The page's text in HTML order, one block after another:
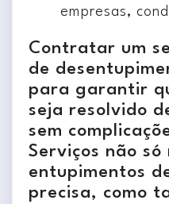
empresas,
Contratar um
de
para garantir
seja resolvido
sem
Serviços não só
entupimentos
precisa, como